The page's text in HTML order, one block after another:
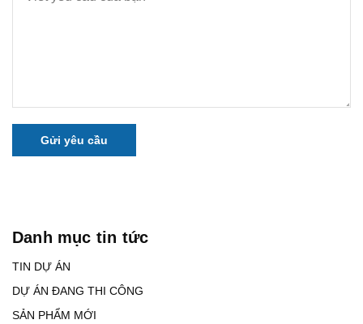
Gửi yêu cầu
Danh mục tin tức
TIN DỰ ÁN
DỰ ÁN ĐANG THI CÔNG
SẢN PHẨM MỚI